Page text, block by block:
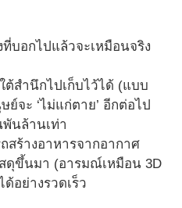
ที่บอกไปแล้วจะเหมือนจริง
ต้สำนึกไปเก็บไว้ได้ (แบบ
ย์จะ ‘ไม่แก่ตาย’ อีกต่อไป
พันล้านเท่า
สร้างอาหารจากอากาศ
ดุขึ้นมา (อารมณ์เหมือน 3D
อย่างรวดเร็ว